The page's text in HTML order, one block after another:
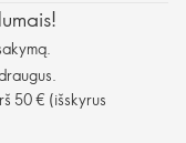
50 € (išskyrus